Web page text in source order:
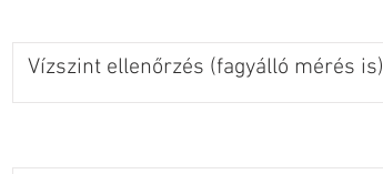
Vízszint ellenőrzés (fagyálló mérés is)